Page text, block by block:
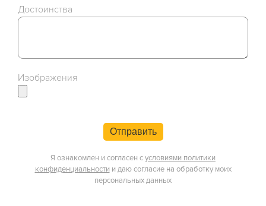
Достоинства
Изображения
Отправить
Я ознакомлен и согласен сусловиями политики
конфиденциальности и даю согласие на обработку моих
персональных данных